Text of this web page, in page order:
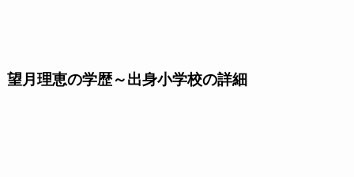
望月理恵の学歴～出身小学校の詳細